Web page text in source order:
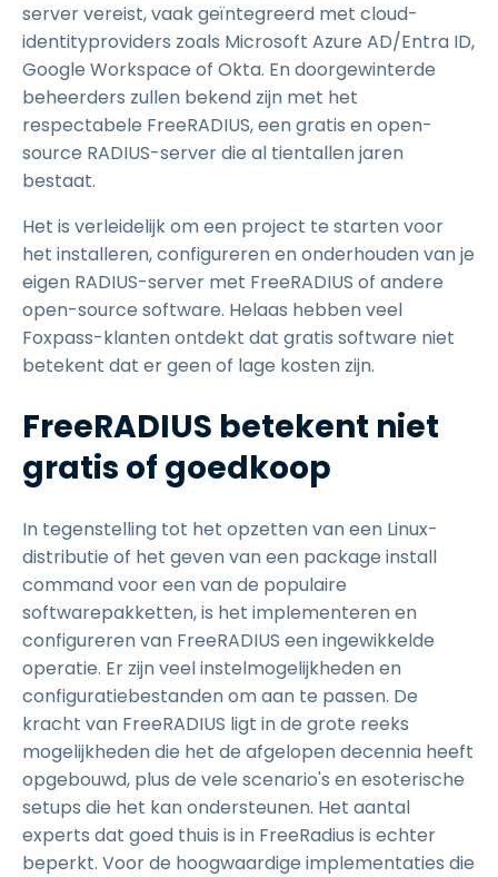
server vereist, vaak geïntegreerd met cloud-
identityproviders zoals Microsoft Azure AD/Entra ID,
Google Workspace of Okta. En doorgewinterde
beheerders zullen bekend zijn met het
respectabele FreeRADIUS, een gratis en open-
source RADIUS-server die al tientallen jaren
bestaat.
Het is verleidelijk om een project te starten voor
het installeren, configureren en onderhouden van je
eigen RADIUS-server met FreeRADIUS of andere
open-source software. Helaas hebben veel
Foxpass-klanten ontdekt dat gratis software niet
betekent dat er geen of lage kosten zijn.
FreeRADIUS betekent niet
gratis of goedkoop
In tegenstelling tot het opzetten van een Linux-
distributie of het geven van een package install
command voor een van de populaire
softwarepakketten, is het implementeren en
configureren van FreeRADIUS een ingewikkelde
operatie. Er zijn veel instelmogelijkheden en
configuratiebestanden om aan te passen. De
kracht van FreeRADIUS ligt in de grote reeks
mogelijkheden die het de afgelopen decennia heeft
opgebouwd, plus de vele scenario's en esoterische
setups die het kan ondersteunen. Het aantal
experts dat goed thuis is in FreeRadius is echter
beperkt. Voor de hoogwaardige implementaties die